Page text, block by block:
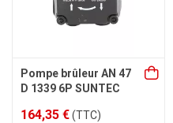
Pompe brûleur AN 47
D 1339 6P SUNTEC
164,35 €(TTC)